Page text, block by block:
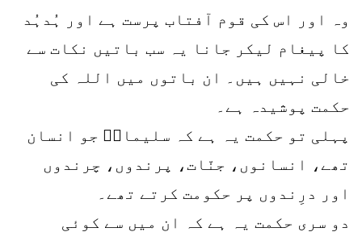
وہ اور اس کی قوم آفتاب پرست ہے اور ہُدہُد
کا پیغام لیکر جانا یہ سب باتیں نکات سے
خالی نہیں ہیں۔ ان باتوں میں اللہ کی
حکمت پوشیدہ ہے۔
پہلی تو حکمت یہ ہے کہ سلیمانؑ جو انسان
تھے، انسانوں، جنّات، پرندوں، چرندوں
اور درِندوں پر حکومت کرتے تھے۔
دو سری حکمت یہ ہے کہ ان میں سے کوئی